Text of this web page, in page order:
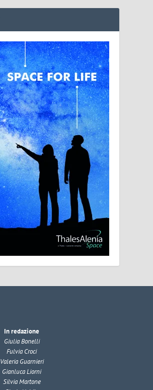
In redazione
Giulia Bonelli
Fulvia Croci
Valeria Guarnieri
Gianluca Liorni
Silvia Martone